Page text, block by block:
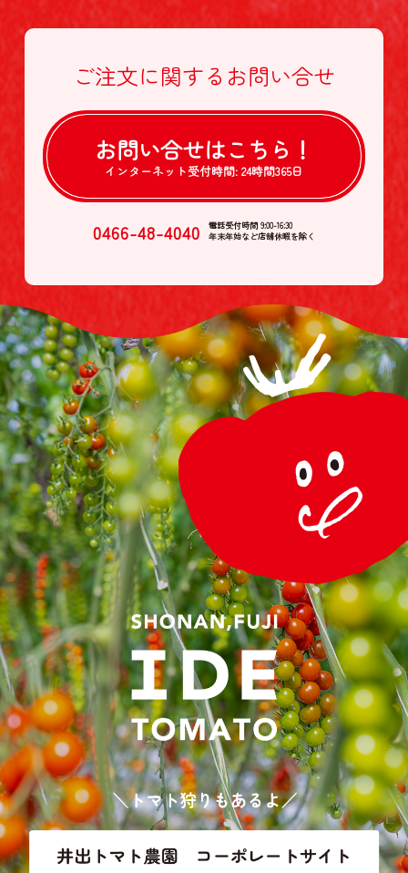
ご注文に関する お問い合せ
お問い合せはこちら！
インターネット受付時間: 24時間365日
0466-48-4040
電話受付時間 9:00-16:30
年末年始など店舗休暇を除く